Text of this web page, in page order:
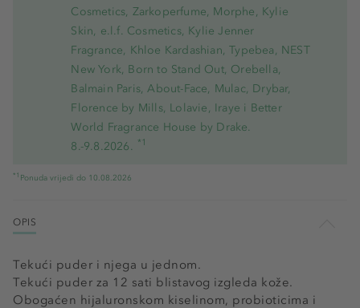
Cosmetics, Zarkoperfume, Morphe, Kylie
Skin, e.l.f. Cosmetics, Kylie Jenner
Fragrance, Khloe Kardashian, Typebea, NEST
New York, Born to Stand Out, Orebella,
Balmain Paris, About-Face, Mulac, Drybar,
Florence by Mills, Lolavie, Iraye i Better
World Fragrance House by Drake.
8.-9.8.2026. *1
*1 Ponuda vrijedi do 10.08.2026
OPIS
Tekući puder i njega u jednom.
Tekući puder za 12 sati blistavog izgleda kože.
Obogaćen hijaluronskom kiselinom, probioticima i